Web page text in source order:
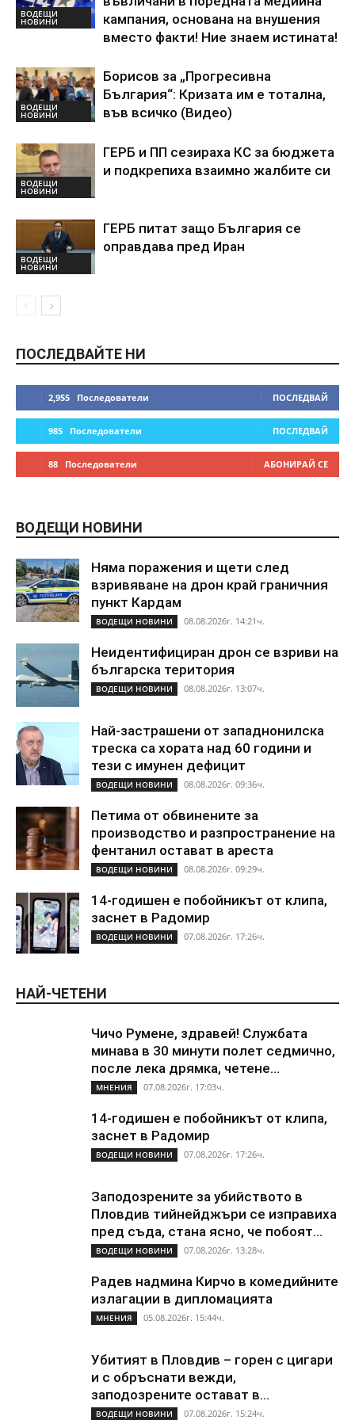
ВОДЕЩИ
НОВИНИ
кампания, основана на внушения
вместо факти! Ние знаем истината!
ВОДЕЩИ
НОВИНИ
Борисов за „Прогресивна
България“: Кризата им е тотална,
във всичко (Видео)
ВОДЕЩИ
НОВИНИ
ГЕРБ и ПП сезираха КС за бюджета
и подкрепиха взаимно жалбите си
ВОДЕЩИ
НОВИНИ
ГЕРБ питат защо България се
оправдава пред Иран
ПОСЛЕДВАЙТЕ НИ
2,955 Последователи ПОСЛЕДВАЙ
985 Последователи ПОСЛЕДВАЙ
88 Последователи АБОНИРАЙ СЕ
ВОДЕЩИ НОВИНИ
Няма поражения и щети след
взривяване на дрон край граничния
пункт Кардам
ВОДЕЩИ НОВИНИ 08.08.2026г. 14:21ч.
Неидентифициран дрон се взриви на
българска територия
ВОДЕЩИ НОВИНИ 08.08.2026г. 13:07ч.
Най-застрашени от западнонилска
треска са хората над 60 години и
тези с имунен дефицит
ВОДЕЩИ НОВИНИ 08.08.2026г. 09:36ч.
Петима от обвинените за
производство и разпространение на
фентанил остават в ареста
ВОДЕЩИ НОВИНИ 08.08.2026г. 09:29ч.
14-годишен е побойникът от клипа,
заснет в Радомир
ВОДЕЩИ НОВИНИ 07.08.2026г. 17:26ч.
НАЙ-ЧЕТЕНИ
Чичо Румене, здравей! Службата
минава в 30 минути полет седмично,
после лека дрямка, четене...
МНЕНИЯ 07.08.2026г. 17:03ч.
14-годишен е побойникът от клипа,
заснет в Радомир
ВОДЕЩИ НОВИНИ 07.08.2026г. 17:26ч.
Заподозрените за убийството в
Пловдив тийнейджъри се изправиха
пред съда, стана ясно, че побоят...
ВОДЕЩИ НОВИНИ 07.08.2026г. 13:28ч.
Радев надмина Кирчо в комедийните
излагации в дипломацията
МНЕНИЯ 05.08.2026г. 15:44ч.
Убитият в Пловдив – горен с цигари
и с обръснати вежди,
заподозрените остават в...
ВОДЕЩИ НОВИНИ 07.08.2026г. 15:24ч.